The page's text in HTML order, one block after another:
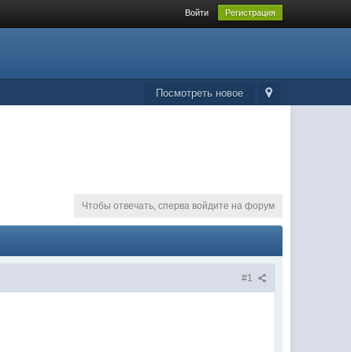
Войти Регистрация
Посмотреть новое
Чтобы отвечать, сперва войдите на форум
#1